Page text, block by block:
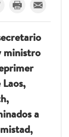
ministro
a